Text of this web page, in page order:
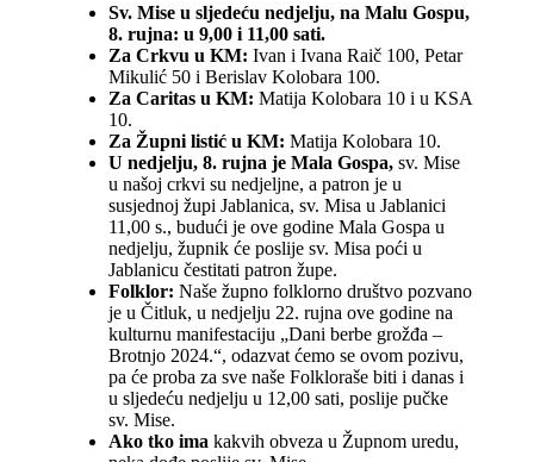
Sv. Mise u sljedeću nedjelju, na Malu Gospu,
8. rujna: u 9,00 i 11,00 sati.
Za Crkvu u KM: Ivan i Ivana Raič 100, Petar
Mikulić 50 i Berislav Kolobara 100.
Za Caritas u KM: Matija Kolobara 10 i u KSA
10.
Za Župni listić u KM: Matija Kolobara 10.
U nedjelju, 8. rujna je Mala Gospa, sv. Mise
u našoj crkvi su nedjeljne, a patron je u
susjednoj župi Jablanica, sv. Misa u Jablanici
11,00 s., budući je ove godine Mala Gospa u
nedjelju, župnik će poslije sv. Misa poći u
Jablanicu čestitati patron župe.
Folklor: Naše župno folklorno društvo pozvano
je u Čitluk, u nedjelju 22. rujna ove godine na
kulturnu manifestaciju „Dani berbe grožđa –
Brotnjo 2024.“, odazvat ćemo se ovom pozivu,
pa će proba za sve naše Folkloraše biti i danas i
u sljedeću nedjelju u 12,00 sati, poslije pučke
sv. Mise.
Ako tko ima kakvih obveza u Župnom uredu,